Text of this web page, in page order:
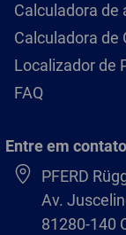
Calculadora de
Calculadora de
Localizador de
FAQ
Entre em
PFERD
Av.
81280-140